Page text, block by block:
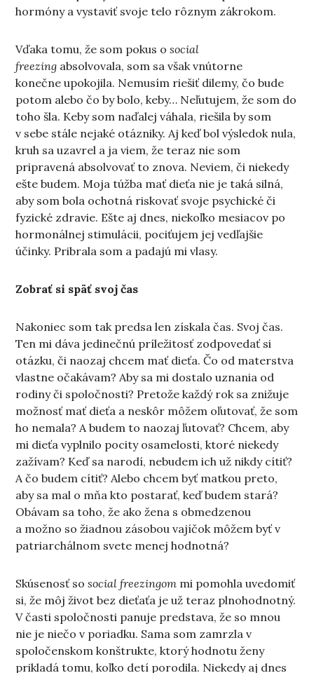
hormóny a vystaviť svoje telo rôznym zákrokom.
Vďaka tomu, že som pokus osocial
freezing absolvovala, som sa však vnútorne
konečne upokojila. Nemusím riešiť dilemy, čo bude
potom alebo čo by bolo, keby… Neľutujem, že som do
toho šla. Keby som naďalej váhala, riešila by som
v sebe stále nejaké otázniky. Aj keď bol výsledok nula,
kruh sa uzavrel a ja viem, že teraz nie som
pripravená absolvovať to znova. Neviem, či niekedy
ešte budem. Moja túžba mať dieťa nie je taká silná,
aby som bola ochotná riskovať svoje psychické či
fyzické zdravie. Ešte aj dnes, niekoľko mesiacov po
hormonálnej stimulácii, pociťujem jej vedľajšie
účinky. Pribrala som a padajú mi vlasy.
Zobrať si späť svoj čas
Nakoniec som tak predsa len získala čas. Svoj čas.
Ten mi dáva jedinečnú príležitosť zodpovedať si
otázku, či naozaj chcem mať dieťa. Čo od materstva
vlastne očakávam? Aby sa mi dostalo uznania od
rodiny či spoločnosti? Pretože každý rok sa znižuje
možnosť mať dieťa a neskôr môžem oľutovať, že som
ho nemala? A budem to naozaj ľutovať? Chcem, aby
mi dieťa vyplnilo pocity osamelosti, ktoré niekedy
zažívam? Keď sa narodí, nebudem ich už nikdy cítiť?
A čo budem cítiť? Alebo chcem byť matkou preto,
aby sa mal o mňa kto postarať, keď budem stará?
Obávam sa toho, že ako žena s obmedzenou
a možno so žiadnou zásobou vajíčok môžem byť v
patriarchálnom svete menej hodnotná?
Skúsenosť sosocial freezingom mi pomohla uvedomiť
si, že môj život bez dieťaťa je už teraz plnohodnotný.
V časti spoločnosti panuje predstava, že so mnou
nie je niečo v poriadku. Sama som zamrzla v
spoločenskom konštrukte, ktorý hodnotu ženy
prikladá tomu, koľko detí porodila. Niekedy aj dnes